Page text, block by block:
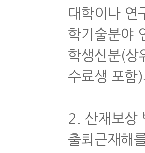
대학이나 연
학기술분야
학생신분(상
수료생 포함
2. 산재보상
출퇴근재해